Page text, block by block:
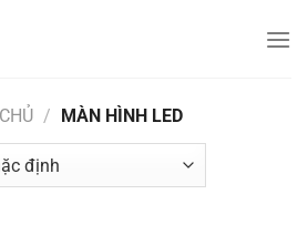
/ MÀN HÌNH LED